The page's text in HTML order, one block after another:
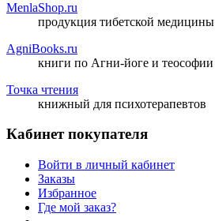
MenlaShop.ru
продукция тибетской медицины
AgniBooks.ru
книги по Агни-йоге и теософии
Точка чтения
книжный для психотерапевтов
Кабинет покупателя
Войти в личный кабинет
Заказы
Избранное
Где мой заказ?